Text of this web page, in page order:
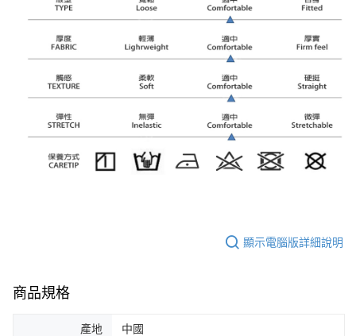
顯示電腦版詳細說明
商品規格
產地 中國